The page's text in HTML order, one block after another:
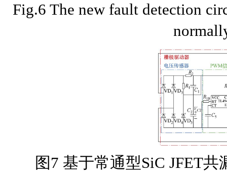
Fig.6 The new fault detection
图7 基于常通型SiC JFET